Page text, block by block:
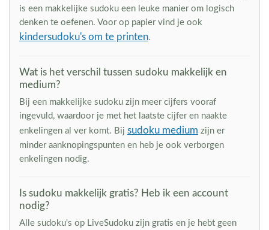
is een makkelijke sudoku een leuke manier om logisch
denken te oefenen. Voor op papier vind je ook
kindersudoku's om te printen.
Wat is het verschil tussen sudoku makkelijk en
medium?
Bij een makkelijke sudoku zijn meer cijfers vooraf
ingevuld, waardoor je met het laatste cijfer en naakte
enkelingen al ver komt. Bij sudoku medium zijn er
minder aanknopingspunten en heb je ook verborgen
enkelingen nodig.
Is sudoku makkelijk gratis? Heb ik een account
nodig?
Alle sudoku's op LiveSudoku zijn gratis en je hebt geen